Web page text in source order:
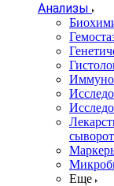
Анализы
Еще